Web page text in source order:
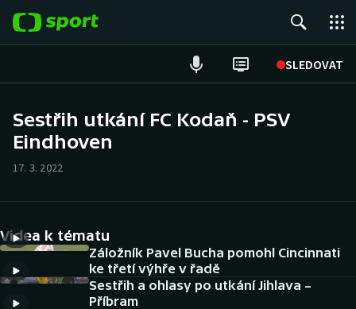
SLEDOVAT
Hokej
Cyklistika
DALŠÍ SPORTY
Sestřih utkání FC Kodaň - PSV
Eindhoven
17. 3. 2022
Videa k tématu
Záložník Pavel Bucha pomohl Cincinnati
ke třetí výhře v řadě
Sestřih a ohlasy po utkání Jihlava –
Příbram